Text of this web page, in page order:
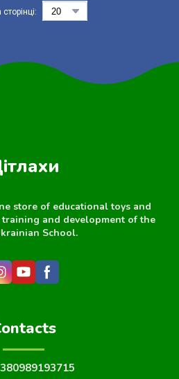
store of educational toys and
and development of the
School.